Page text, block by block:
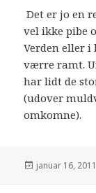
Det er jo en
vel ikke pibe
Verden eller
værre ramt.
har lidt de
(udover
omkomne).
januar 16, 2011